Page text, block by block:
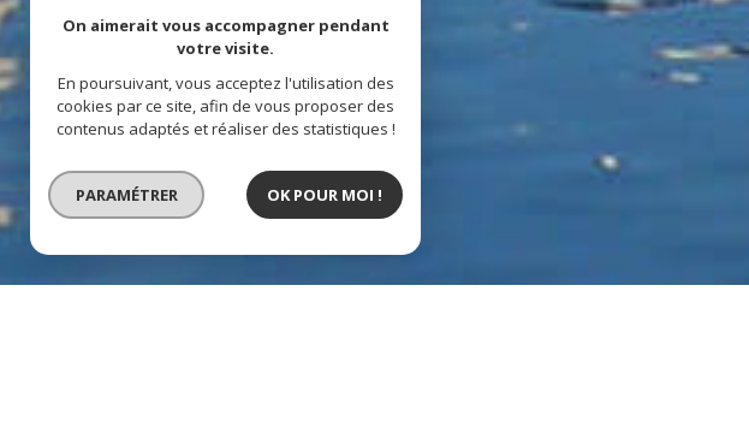
On aimerait vous accompagner pendant
votre visite.
En poursuivant, vous acceptez l'utilisation des
cookies par ce site, afin de vous proposer des
contenus adaptés et réaliser des statistiques !
PARAMÉTRER OK POUR MOI !